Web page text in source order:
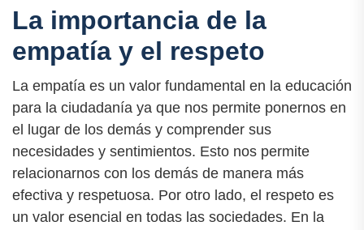
La importancia de la
empatía y el respeto
La empatía es un valor fundamental en la educación
para la ciudadanía ya que nos permite ponernos en
el lugar de los demás y comprender sus
necesidades y sentimientos. Esto nos permite
relacionarnos con los demás de manera más
efectiva y respetuosa. Por otro lado, el respeto es
un valor esencial en todas las sociedades. En la